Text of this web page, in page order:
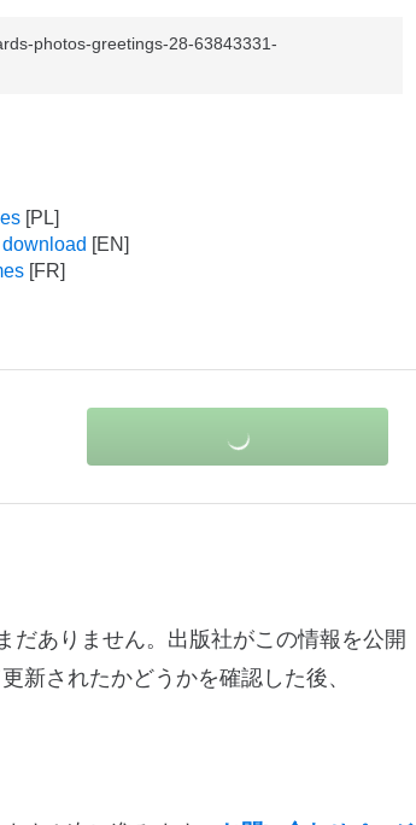
photos-greetings-28-63843331-
だありません。出版社がこの情報を公開
新されたかどうかを確認した後、